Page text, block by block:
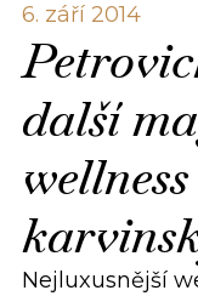
6. září 2014
další
Nejluxusnější